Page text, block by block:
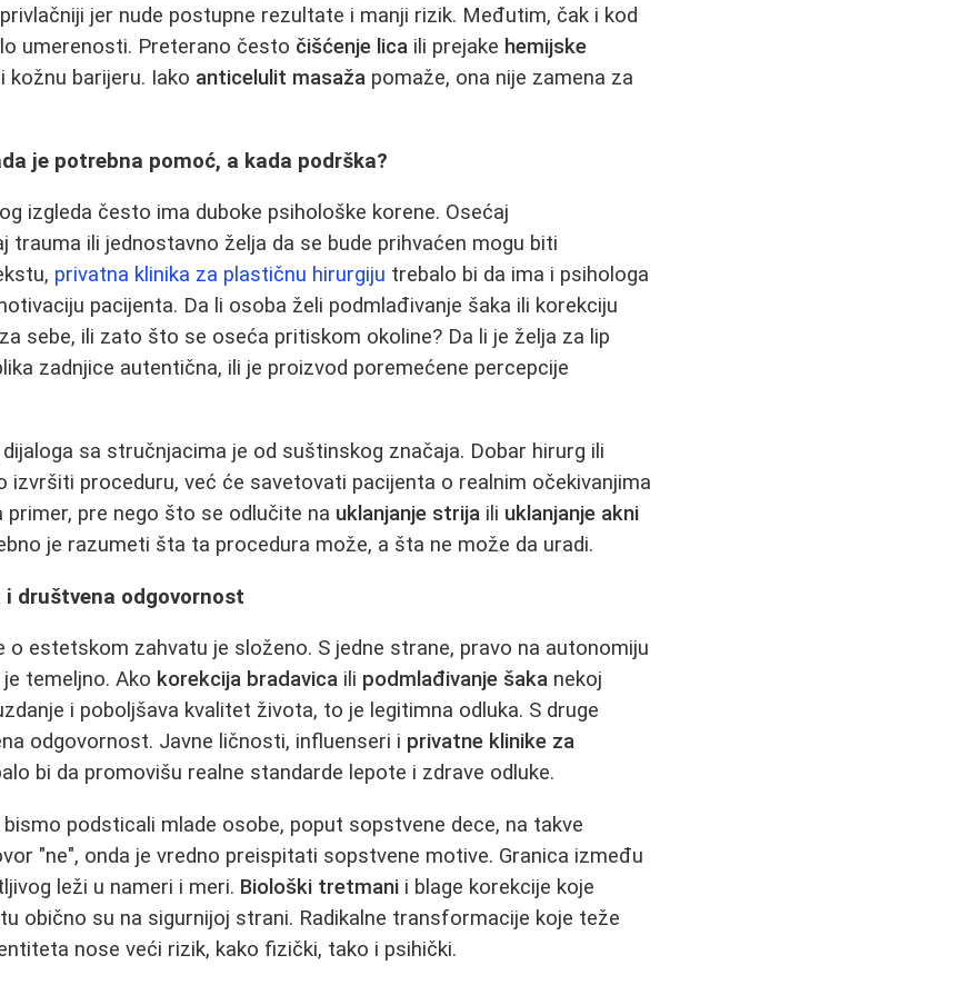
jer nude postupne rezultate i manji rizik. Međutim, čak i kod
umerenosti. Preterano često čišćenje lica ili prejake hemijske
barijeru. Iako anticelulit masaža pomaže, ona nije zamena za
je potrebna pomoć, a kada podrška?
izgleda često ima duboke psihološke korene. Osećaj
trauma ili jednostavno želja da se bude prihvaćen mogu biti
privatna klinika za plastičnu hirurgiju trebalo bi da ima i psihologa
pacijenta. Da li osoba želi podmlađivanje šaka ili korekciju
sebe, ili zato što se oseća pritiskom okoline? Da li je želja za lip
zadnjice autentična, ili je proizvod poremećene percepcije
sa stručnjacima je od suštinskog značaja. Dobar hirurg ili
izvršiti proceduru, već će savetovati pacijenta o realnim očekivanjima
pre nego što se odlučite na uklanjanje strija ili uklanjanje akni
je razumeti šta ta procedura može, a šta ne može da uradi.
i društvena odgovornost
o estetskom zahvatu je složeno. S jedne strane, pravo na autonomiju
temeljno. Ako korekcija bradavica ili podmlađivanje šaka nekoj
i poboljšava kvalitet života, to je legitimna odluka. S druge
odgovornost. Javne ličnosti, influenseri i privatne klinike za
bi da promovišu realne standarde lepote i zdrave odluke.
podsticali mlade osobe, poput sopstvene dece, na takve
"ne", onda je vredno preispitati sopstvene motive. Granica između
leži u nameri i meri. Biološki tretmani i blage korekcije koje
obično su na sigurnijoj strani. Radikalne transformacije koje teže
nose veći rizik, kako fizički, tako i psihički.